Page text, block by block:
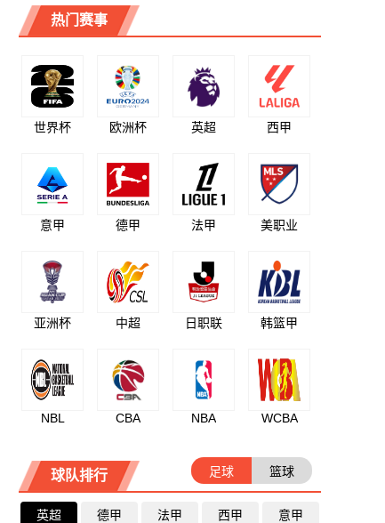
热门赛事
世界杯 欧洲杯 英超 西甲
意甲 德甲 法甲 美职业
亚洲杯 中超 日职联 韩篮甲
NBL CBA NBA WCBA
球队排行 足球 篮球
英超 德甲 法甲 西甲 意甲